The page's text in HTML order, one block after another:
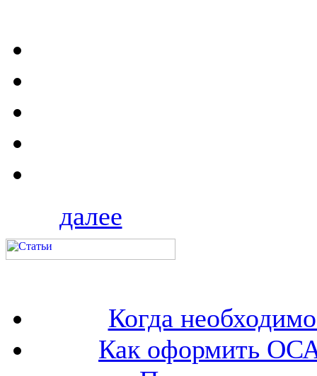
далее
Когда
Как оформить